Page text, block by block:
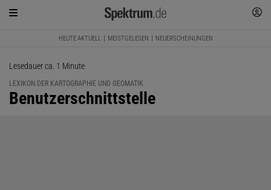
HEUTE AKTUELL MEISTGELESEN NEUERSCHEINUNGEN
Lesedauer ca. 1 Minute
LEXIKON DER KARTOGRAPHIE UND GEOMATIK
:
Benutzerschnittstelle